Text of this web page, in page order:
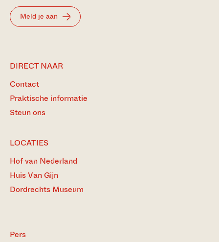
Meld je aan
DIRECT NAAR
Contact
Praktische informatie
Steun ons
LOCATIES
Hof van Nederland
Huis Van Gijn
Dordrechts Museum
Pers